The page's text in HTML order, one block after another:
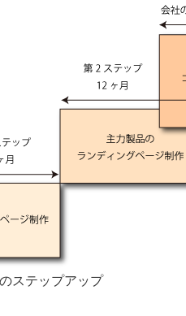
ステップアップ